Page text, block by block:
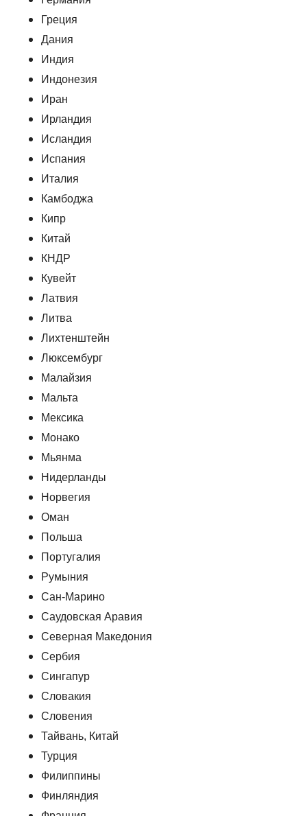
Греция
Дания
Индия
Индонезия
Иран
Ирландия
Исландия
Испания
Италия
Камбоджа
Кипр
Китай
КНДР
Кувейт
Латвия
Литва
Лихтенштейн
Люксембург
Малайзия
Мальта
Мексика
Монако
Мьянма
Нидерланды
Норвегия
Оман
Польша
Португалия
Румыния
Сан-Марино
Саудовская Аравия
Северная Македония
Сербия
Сингапур
Словакия
Словения
Тайвань, Китай
Турция
Филиппины
Финляндия